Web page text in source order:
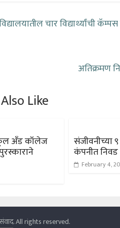
चार विद्यार्थ्यांची
अतिक्रमण
Like
अँड कॉलेज संजीवनीच्या
कंपनीत निवड
February 4,
. All rights reserved.